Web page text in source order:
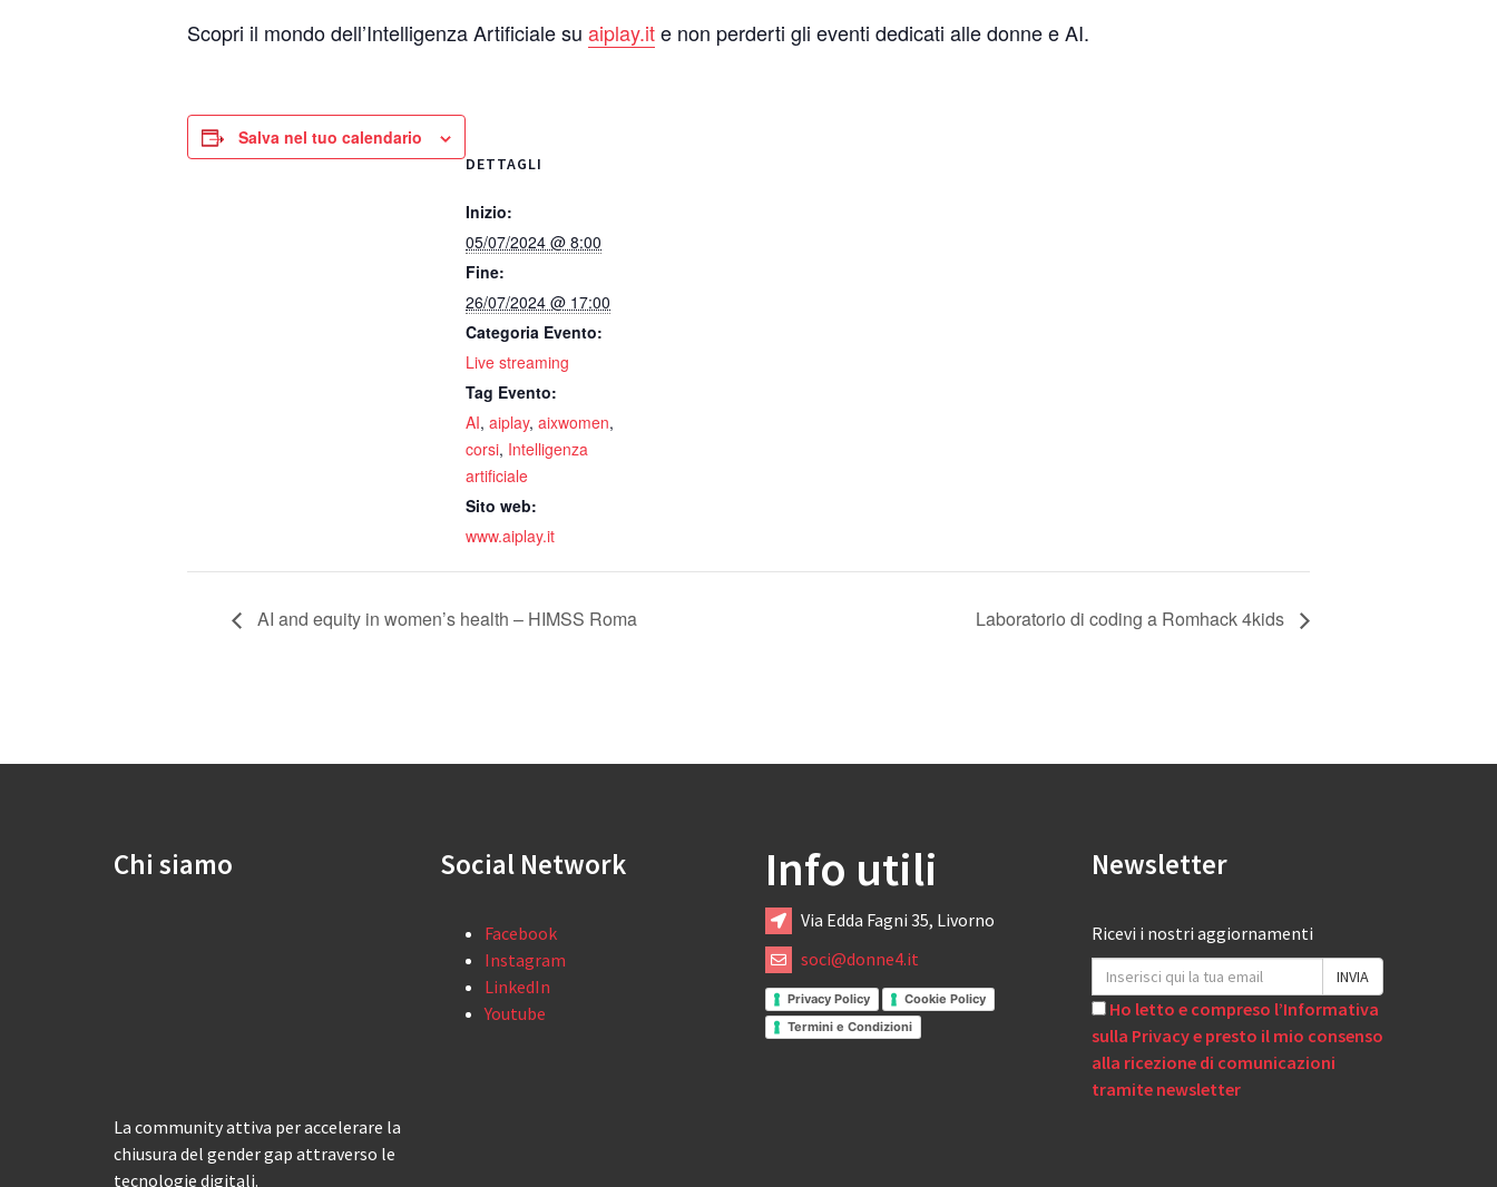
Scopri il mondo dell’Intelligenza Artificiale su aiplay.ite non perderti gli eventi dedicati alle donne e AI.
Salva nel tuo calendario
DETTAGLI
Inizio:
05/07/2024 @ 8:00
Fine:
26/07/2024 @ 17:00
Categoria Evento:
Live streaming
Tag Evento:
AI, aiplay, aixwomen,
corsi, Intelligenza
artificiale
Sito web:
www.aiplay.it
AI and equity in women’s health – HIMSS Roma Laboratorio di coding a Romhack 4kids
Chi siamo
La community attiva per accelerare la
chiusura del gender gap attraverso le
tecnologie digitali.
Social Network
Facebook
Instagram
LinkedIn
Youtube
Info utili
Via Edda Fagni 35, Livorno
soci@donne4.it
Privacy Policy
Cookie Policy
Termini e Condizioni
Newsletter
Ricevi i nostri aggiornamenti
Ho letto e compreso l’Informativa
sulla Privacy e presto il mio consenso
alla ricezione di comunicazioni
tramite newsletter